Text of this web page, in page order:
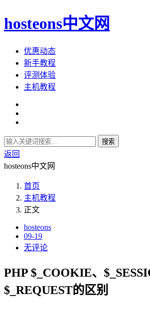
hosteons中文网
优惠动态
新手教程
评测体验
主机教程
搜索
返回
hosteons中文网
首页
主机教程
正文
hosteons
09-19
无评论
PHP $_COOKIE、
$_REQUEST的区别